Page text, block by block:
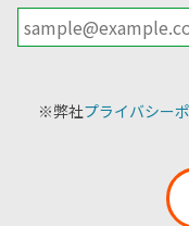
※弊社プライバシー